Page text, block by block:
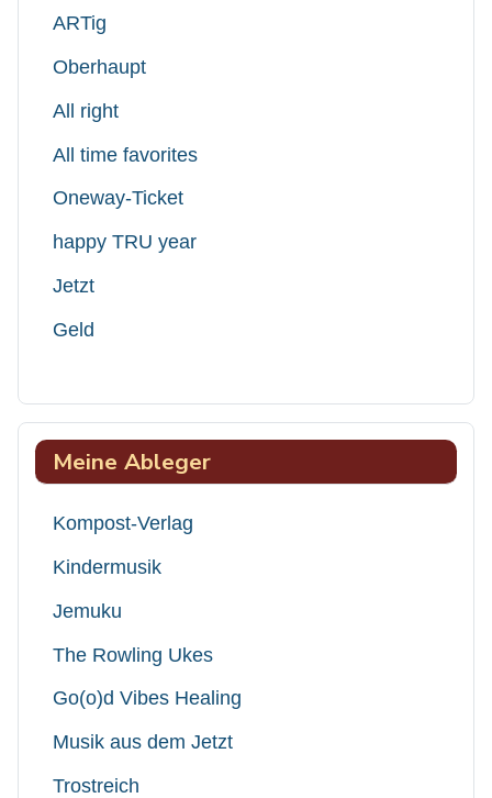
ARTig
Oberhaupt
All right
All time favorites
Oneway-Ticket
happy TRU year
Jetzt
Geld
Meine Ableger
Kompost-Verlag
Kindermusik
Jemuku
The Rowling Ukes
Go(o)d Vibes Healing
Musik aus dem Jetzt
Trostreich